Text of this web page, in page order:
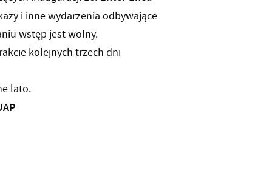
i inne wydarzenia odbywające
wstęp jest wolny.
kolejnych trzech dni
lato.